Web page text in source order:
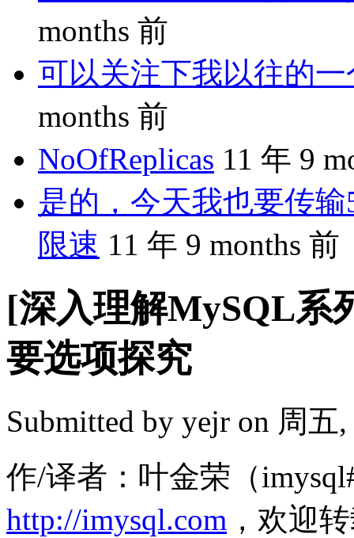
months 前
可以关注下我以往的
months 前
NoOfReplicas 11 年 9
是的，今天我也要传
限速 11 年 9 months 前
[深入理解MySQL系
要选项探究
Submitted by yejr on 周五,
作/译者：叶金荣（
http://imysql.com ，欢迎